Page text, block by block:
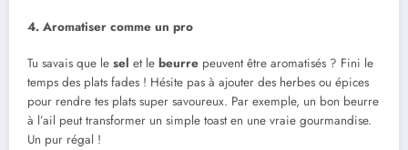
4. Aromatiser comme un pro
Tu savais que le sel et le beurre peuvent être aromatisés ? Fini le
temps des plats fades ! Hésite pas à ajouter des herbes ou épices
pour rendre tes plats super savoureux. Par exemple, un bon beurre
à l’ail peut transformer un simple toast en une vraie gourmandise.
Un pur régal !